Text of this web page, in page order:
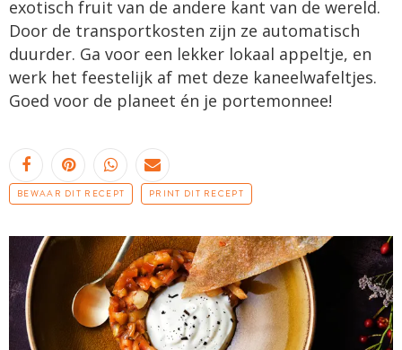
exotisch fruit van de andere kant van de wereld.
Door de transportkosten zijn ze automatisch
duurder. Ga voor een lekker lokaal appeltje, en
werk het feestelijk af met deze kaneelwafeltjes.
Goed voor de planeet én je portemonnee!
BEWAAR DIT RECEPT PRINT DIT RECEPT